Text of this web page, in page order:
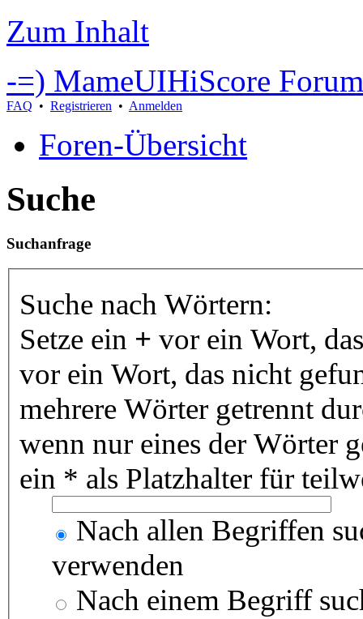
Zum Inhalt
-=) MameUIHiScore
FAQ • Registrieren • Anmelden
Foren-Übersicht
Suche
Suchanfrage
Suche nach Wörtern:
Setze ein + vor ein Wort,
vor ein Wort, das nicht
mehrere Wörter getrennt
wenn nur eines der Wörter
ein * als Platzhalter für
Nach allen Begriffen
verwenden
Nach einem Begriff